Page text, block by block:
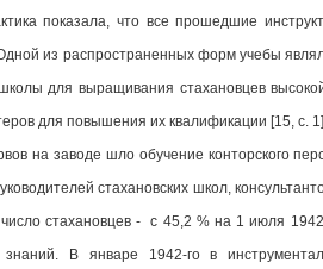
показала, что все прошедшие
из распространенных форм учебы
для выращивания стахановцев
для повышения их квалификации [15, c.
на заводе шло обучение конторского
стахановских школ,
стахановцев - с 45,2 % на 1 июля
знаний. В январе 1942-го в